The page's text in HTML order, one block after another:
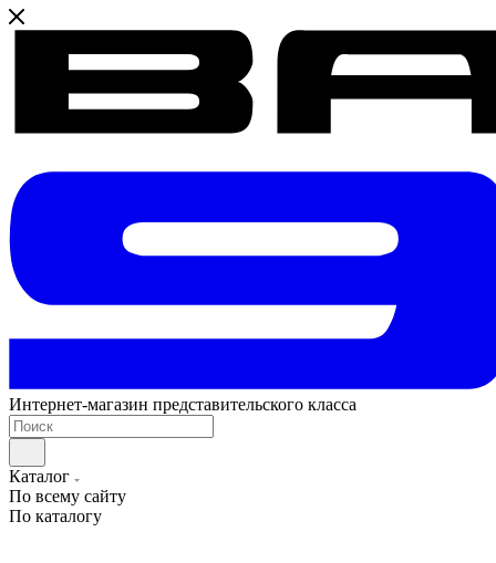
Интернет-магазин представительского класса
Каталог
По всему сайту
По каталогу